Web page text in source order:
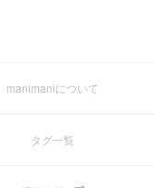
manimaniについて
タグ一覧